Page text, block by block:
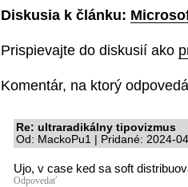
Diskusia k článku:
Prispievajte do diskusií ako
Komentár, na ktorý
Re: ultraradikálny tipovizmus
Od: MackoPu1 | Pridané: 2024-
Ujo, v case ked sa soft
Odpovedať